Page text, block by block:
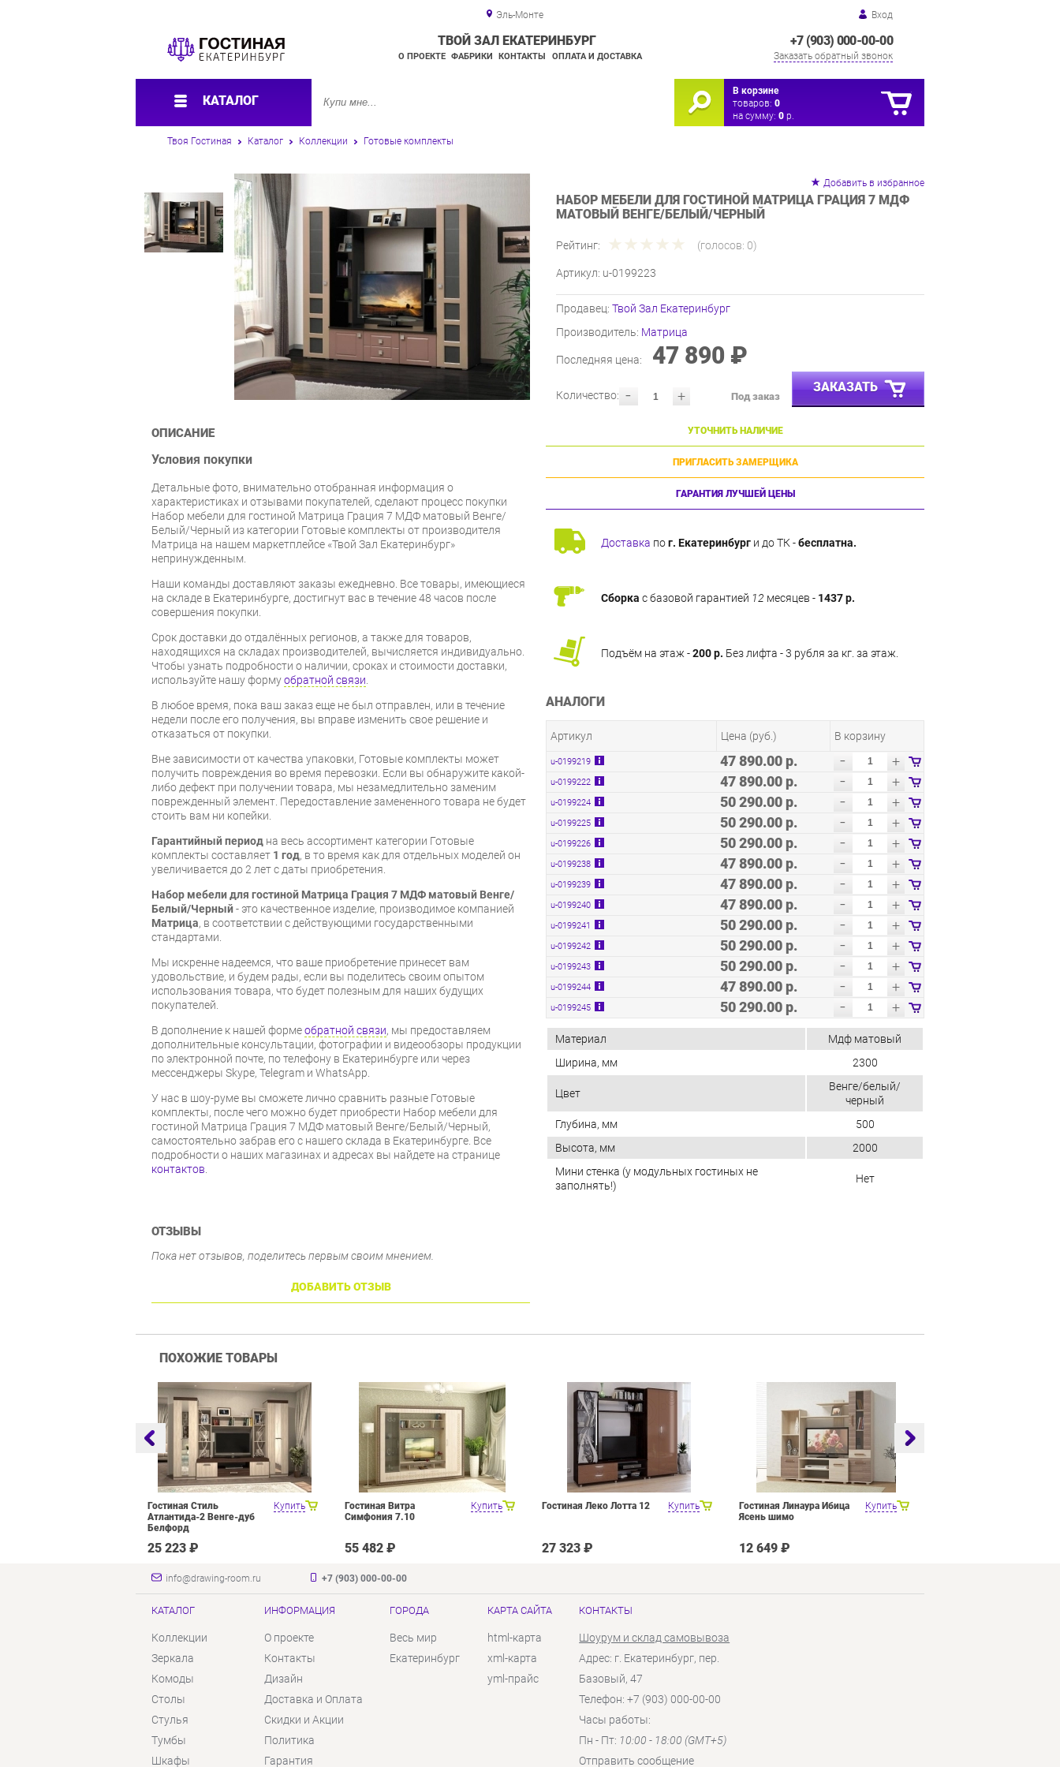
Эль-Монте Вход
+7 (903) 000-00-00
Заказать обратный звонок
ТВОЙ ЗАЛ ЕКАТЕРИНБУРГ
О ПРОЕКТЕ ФАБРИКИ КОНТАКТЫ ОПЛАТА И ДОСТАВКА
КАТАЛОГ
В корзине
товаров: 0
на сумму: 0 р.
Твоя Гостиная Каталог Коллекции Готовые комплекты
Добавить в избранное
НАБОР МЕБЕЛИ ДЛЯ ГОСТИНОЙ МАТРИЦА ГРАЦИЯ 7 МДФ
МАТОВЫЙ ВЕНГЕ/БЕЛЫЙ/ЧЕРНЫЙ
Рейтинг: (голосов: 0)
Артикул: u-0199223
Продавец: Твой Зал Екатеринбург
Производитель: Матрица
Последняя цена: 47 890 ₽
- +
Количество: Под заказ
ЗАКАЗАТЬ
УТОЧНИТЬ НАЛИЧИЕ
ПРИГЛАСИТЬ ЗАМЕРЩИКА
ГАРАНТИЯ ЛУЧШЕЙ ЦЕНЫ
Доставка пог. Екатеринбург и до ТК -бесплатна.
Сборка с базовой гарантией 12 месяцев - 1437 р.
Подъём на этаж -200 р. Без лифта - 3 рубля за кг. за этаж.
АНАЛОГИ
Артикул Цена (руб.) В корзину
u-0199219 47 890.00 р. - +
u-0199222 47 890.00 р. - +
u-0199224 50 290.00 р. - +
u-0199225 50 290.00 р. - +
u-0199226 50 290.00 р. - +
u-0199238 47 890.00 р. - +
u-0199239 47 890.00 р. - +
u-0199240 47 890.00 р. - +
u-0199241 50 290.00 р. - +
u-0199242 50 290.00 р. - +
u-0199243 50 290.00 р. - +
u-0199244 47 890.00 р. - +
u-0199245 50 290.00 р. - +
ОПИСАНИЕ
Условия покупки
Детальные фото, внимательно отобранная информация о
характеристиках и отзывами покупателей, сделают процесс покупки
Набор мебели для гостиной Матрица Грация 7 МДФ матовый Венге/
Белый/Черный из категории Готовые комплекты от производителя
Матрица на нашем маркетплейсе «Твой Зал Екатеринбург»
непринужденным.
Наши команды доставляют заказы ежедневно. Все товары, имеющиеся
на складе в Екатеринбурге, достигнут вас в течение 48 часов после
совершения покупки.
Срок доставки до отдалённых регионов, а также для товаров,
находящихся на складах производителей, вычисляется индивидуально.
Чтобы узнать подробности о наличии, сроках и стоимости доставки,
используйте нашу формуобратной связи
В любое время, пока ваш заказ еще не был отправлен, или в течение
недели после его получения, вы вправе изменить свое решение и
отказаться от покупки.
Вне зависимости от качества упаковки, Готовые комплекты может
получить повреждения во время перевозки. Если вы обнаружите какой-
либо дефект при получении товара, мы незамедлительно заменим
поврежденный элемент. Передоставление замененного товара не будет
стоить вам ни копейки.
Гарантийный период на весь ассортимент категории Готовые
комплекты составляет 1 год, в то время как для отдельных моделей он
увеличивается до 2 лет с даты приобретения.
Набор мебели для гостиной Матрица Грация 7 МДФ матовый Венге/
Белый/Черный- это качественное изделие, производимое компанией
Матрица, в соответствии с действующими государственными
стандартами.
Мы искренне надеемся, что ваше приобретение принесет вам
удовольствие, и будем рады, если вы поделитесь своим опытом
использования товара, что будет полезным для наших будущих
покупателей.
В дополнение к нашей формеобратной связи, мы предоставляем
дополнительные консультации, фотографии и видеообзоры продукции
по электронной почте, по телефону в Екатеринбурге или через
мессенджеры Skype, Telegram и WhatsApp.
У нас в шоу-руме вы сможете лично сравнить разные Готовые
комплекты, после чего можно будет приобрести Набор мебели для
гостиной Матрица Грация 7 МДФ матовый Венге/Белый/Черный,
самостоятельно забрав его с нашего склада в Екатеринбурге. Все
подробности о наших магазинах и адресах вы найдете на странице
контактов
Материал
Мдф матовый
Ширина, мм
2300
Цвет
Венге/белый/
черный
Глубина, мм
500
Высота, мм
2000
Мини стенка (у модульных гостиных не
заполнять!)
Нет
ОТЗЫВЫ
Пока нет отзывов, поделитесь первым своим мнением.
ДОБАВИТЬ ОТЗЫВ
ПОХОЖИЕ ТОВАРЫ
Купить
Гостиная Стиль
Атлантида-2 Венге-дуб
Белфорд
25 223 ₽
Купить
Гостиная Витра
Симфония 7.10
55 482 ₽
Купить
Гостиная Леко Лотта 12
27 323 ₽
Купить
Гостиная Линаура Ибица
Ясень шимо
12 649 ₽
info@drawing-room.ru +7 (903) 000-00-00
КАТАЛОГ
Коллекции
Зеркала
Комоды
Столы
Стулья
Тумбы
Шкафы
ИНФОРМАЦИЯ
О проекте
Контакты
Дизайн
Доставка и Оплата
Скидки и Акции
Политика
Гарантия
ГОРОДА
Весь мир
Екатеринбург
КАРТА САЙТА
html-карта
xml-карта
yml-прайс
КОНТАКТЫ
Шоурум и склад самовывоза
Адрес: г. Екатеринбург, пер.
Базовый, 47
Телефон: +7 (903) 000-00-00
Часы работы:
Пн - Пт: 10:00 - 18:00 (GMT+5)
Отправить сообщение